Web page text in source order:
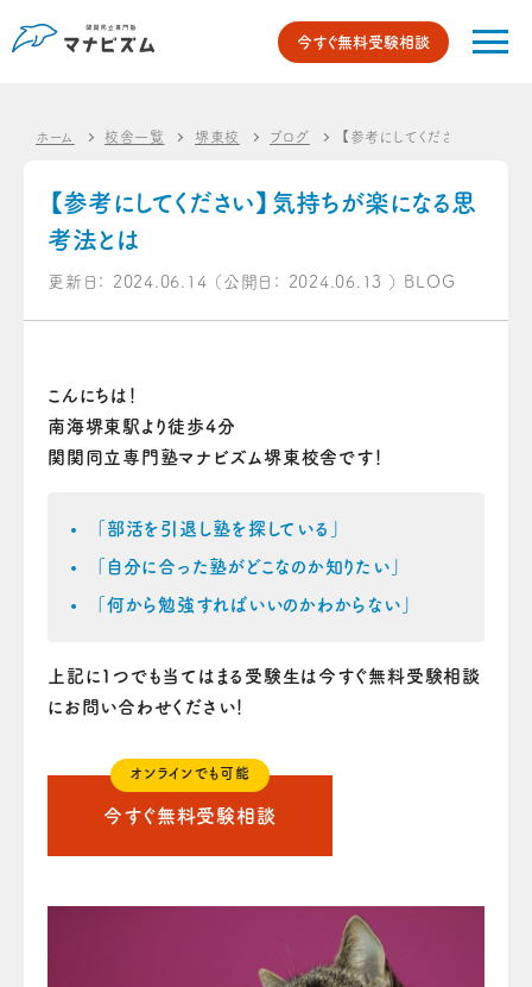
今すぐ無料受験相談
ホーム 校舎一覧 堺東校 ブログ 【参考にしてください】気持
【参考にしてください】気持ちが楽になる思
考法とは
更新日： 2024.06.14 （公開日： 2024.06.13 ） BLOG
こんにちは！
南海堺東駅より徒歩4分
関関同立専門塾マナビズム堺東校舎です！
「部活を引退し塾を探している」
「自分に合った塾がどこなのか知りたい」
「何から勉強すればいいのかわからない」
上記に1つでも当てはまる受験生は今すぐ無料受験相談
にお問い合わせください！
オンラインでも可能
今すぐ無料受験相談